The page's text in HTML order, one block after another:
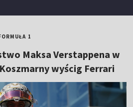
1
Maksa Verstappena w
wyścig Ferrari